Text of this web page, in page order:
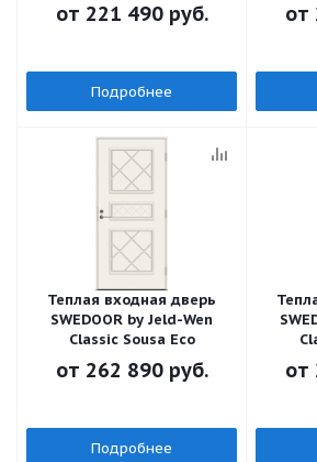
от 221 490 руб.
Подробнее
от
Теплая входная дверь
SWEDOOR by Jeld-Wen
Classic Sousa Eco
от 262 890 руб.
Подробнее
от